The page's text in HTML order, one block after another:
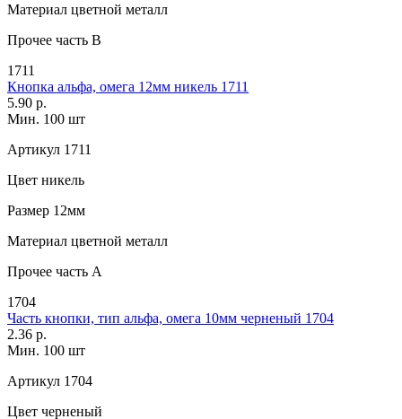
Материал цветной металл
Прочее часть В
1711
Кнопка альфа, омега 12мм никель 1711
5.90 р.
Мин. 100 шт
Артикул 1711
Цвет никель
Размер 12мм
Материал цветной металл
Прочее часть A
1704
Часть кнопки, тип альфа, омега 10мм черненый 1704
2.36 р.
Мин. 100 шт
Артикул 1704
Цвет черненый